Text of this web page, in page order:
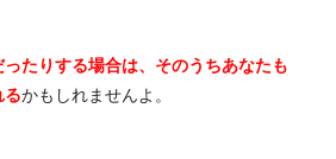
たりする場合は、そのうちあなたも
るかもしれませんよ。